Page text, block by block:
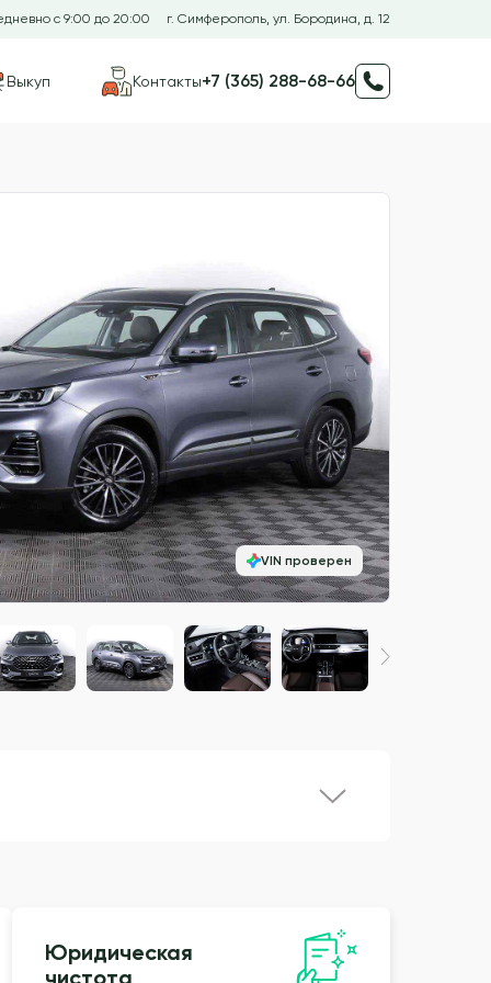
с 9:00 до 20:00 г. Симферополь, ул. Бородина, д. 12
Выкуп Контакты+7 (365) 288-68-66
VIN проверен
Юридическая
чистота